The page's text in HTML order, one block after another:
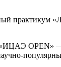
OPEN» —